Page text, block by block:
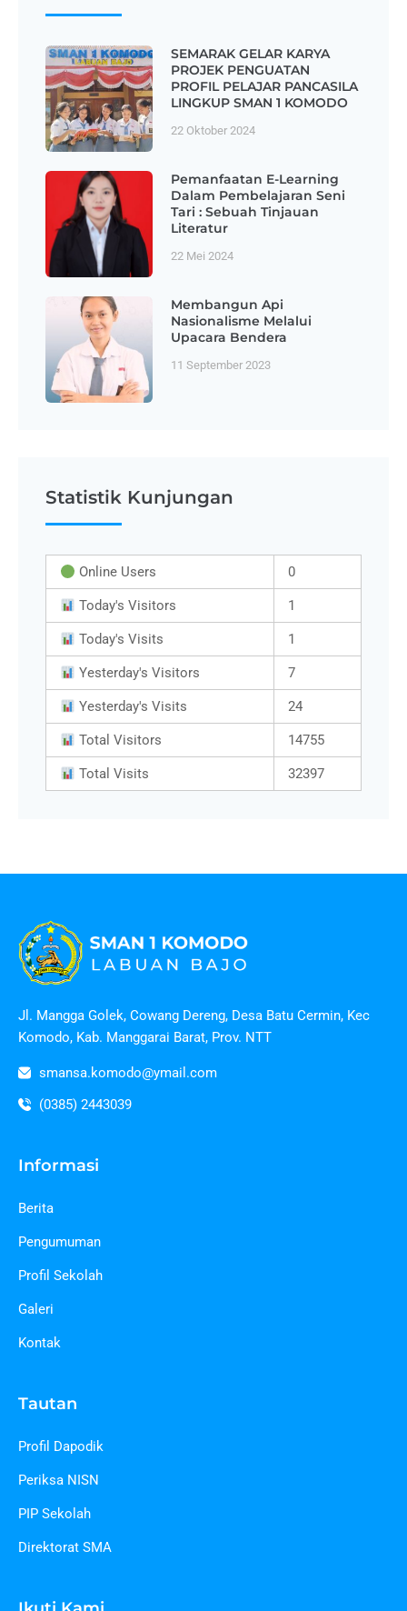
SEMARAK GELAR KARYA
PROJEK PENGUATAN
PROFIL PELAJAR PANCASILA
LINGKUP SMAN 1 KOMODO
22 Oktober 2024
Pemanfaatan E-Learning
Dalam Pembelajaran Seni
Tari : Sebuah Tinjauan
Literatur
22 Mei 2024
Membangun Api
Nasionalisme Melalui
Upacara Bendera
11 September 2023
Statistik Kunjungan
Online Users 0
Today's Visitors 1
Today's Visits 1
Yesterday's Visitors 7
Yesterday's Visits 24
Total Visitors 14755
Total Visits 32397
Jl. Mangga Golek, Cowang Dereng, Desa Batu Cermin, Kec
Komodo, Kab. Manggarai Barat, Prov. NTT
smansa.komodo@ymail.com
(0385) 2443039
Informasi
Berita
Pengumuman
Profil Sekolah
Galeri
Kontak
Tautan
Profil Dapodik
Periksa NISN
PIP Sekolah
Direktorat SMA